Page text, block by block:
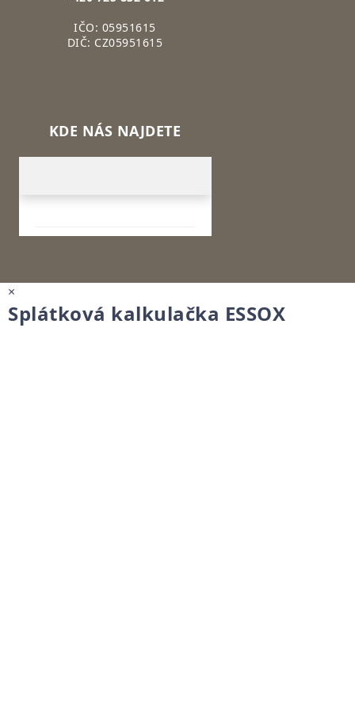
IČO: 05951615
DIČ: CZ05951615
KDE NÁS NAJDETE
×
Splátková kalkulačka ESSOX